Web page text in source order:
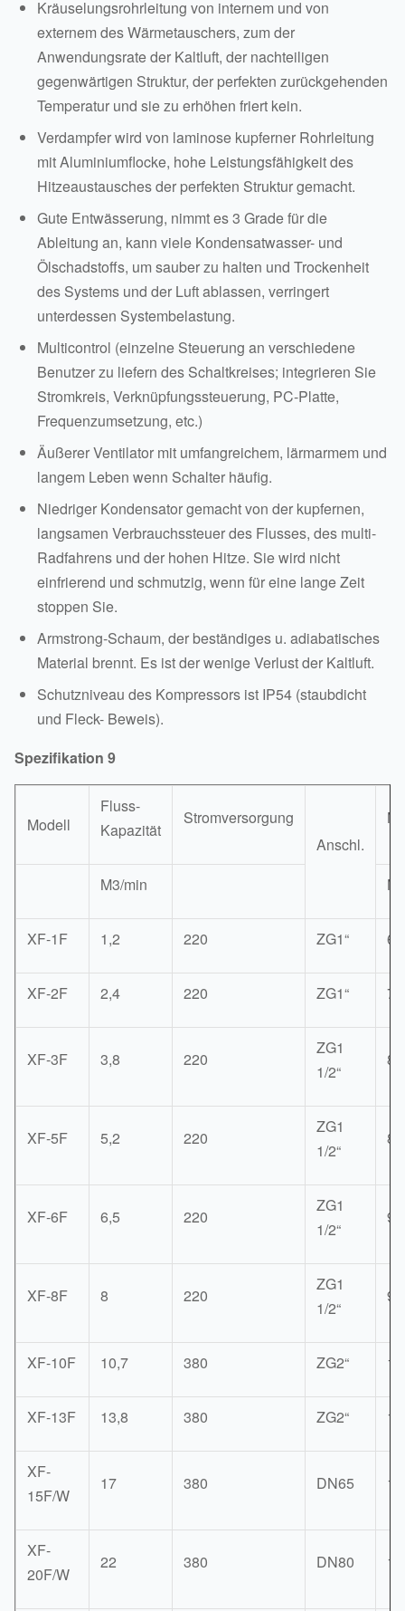
Kräuselungsrohrleitung von internem und von
externem des Wärmetauschers, zum der
Anwendungsrate der Kaltluft, der nachteiligen
gegenwärtigen Struktur, der perfekten zurückgehenden
Temperatur und sie zu erhöhen friert kein.
Verdampfer wird von laminose kupferner Rohrleitung
mit Aluminiumflocke, hohe Leistungsfähigkeit des
Hitzeaustausches der perfekten Struktur gemacht.
Gute Entwässerung, nimmt es 3 Grade für die
Ableitung an, kann viele Kondensatwasser- und
Ölschadstoffs, um sauber zu halten und Trockenheit
des Systems und der Luft ablassen, verringert
unterdessen Systembelastung.
Multicontrol (einzelne Steuerung an verschiedene
Benutzer zu liefern des Schaltkreises; integrieren Sie
Stromkreis, Verknüpfungssteuerung, PC-Platte,
Frequenzumsetzung, etc.)
Äußerer Ventilator mit umfangreichem, lärmarmem und
langem Leben wenn Schalter häufig.
Niedriger Kondensator gemacht von der kupfernen,
langsamen Verbrauchssteuer des Flusses, des multi-
Radfahrens und der hohen Hitze. Sie wird nicht
einfrierend und schmutzig, wenn für eine lange Zeit
stoppen Sie.
Armstrong-Schaum, der beständiges u. adiabatisches
Material brennt. Es ist der wenige Verlust der Kaltluft.
Schutzniveau des Kompressors ist IP54 (staubdicht
und Fleck- Beweis).
Spezifikation 9
Modell
Fluss-
Kapazität
Stromversorgung
Anschl.
M3/min
XF-1F 1,2 220 ZG1“
XF-2F 2,4 220 ZG1“
XF-3F 3,8 220
ZG1
1/2“
XF-5F 5,2 220
ZG1
1/2“
XF-6F 6,5 220
ZG1
1/2“
XF-8F 8 220
ZG1
1/2“
XF-10F 10,7 380 ZG2“
XF-13F 13,8 380 ZG2“
XF-
15F/W
17 380 DN65
XF-
20F/W
22 380 DN80